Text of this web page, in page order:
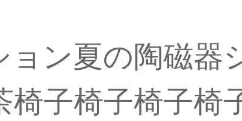
ン夏の陶磁器
椅子椅子椅子椅